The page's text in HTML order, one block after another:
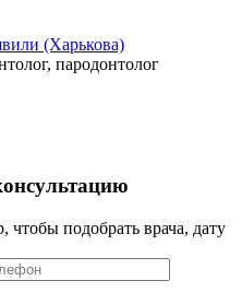
(Харькова)
пародонтолог
чтобы подобрать врача, дату